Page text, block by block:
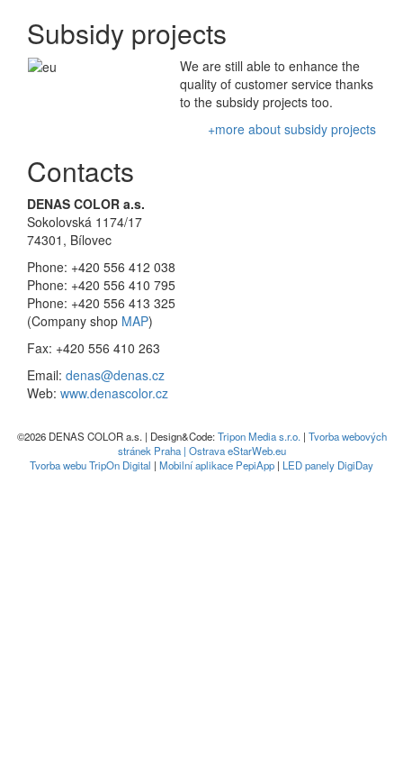
Subsidy projects
We are still able to enhance the
quality of customer service thanks
to the subsidy projects too.
+more about subsidy projects
Contacts
DENAS COLOR a.s.
Sokolovská 1174/17
74301, Bílovec
Phone: +420 556 412 038
Phone: +420 556 410 795
Phone: +420 556 413 325
(Company shop MAP)
Fax: +420 556 410 263
Email: denas@denas.cz
Web: www.denascolor.cz
©2026 DENAS COLOR a.s. | Design&Code:Tripon Media s.r.o.| Tvorba webových
stránek Praha | Ostrava eStarWeb.eu
Tvorba webu TripOn Digital | Mobilní aplikace PepiApp | LED panely DigiDay